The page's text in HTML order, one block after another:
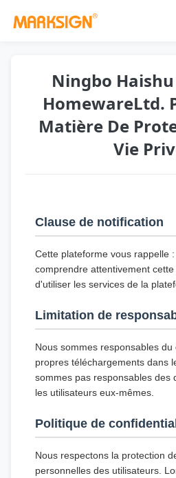
Ningbo
HomewareLtd.
Matière De
Vie
Clause de notification
Cette plateforme vous rappelle
comprendre attentivement
d'utiliser les services de la
Limitation de
Nous sommes responsables
propres téléchargements dans
sommes pas responsables des
les utilisateurs eux-mêmes.
Politique de
Nous respectons la protection
personnelles des utilisateurs.